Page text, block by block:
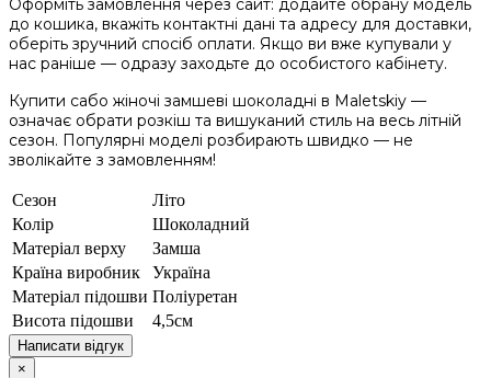
Оформіть замовлення через сайт: додайте обрану модель
до кошика, вкажіть контактні дані та адресу для доставки,
оберіть зручний спосіб оплати. Якщо ви вже купували у
нас раніше — одразу заходьте до особистого кабінету.
Купити сабо жіночі замшеві шоколадні в Maletskiy —
означає обрати розкіш та вишуканий стиль на весь літній
сезон. Популярні моделі розбирають швидко — не
зволікайте з замовленням!
Сезон
Літо
Колір
Шоколадний
Матеріал верху
Замша
Країна виробник
Україна
Матеріал підошви Поліуретан
Висота підошви
4,5см
Написати відгук
×